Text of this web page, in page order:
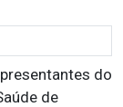
do
de